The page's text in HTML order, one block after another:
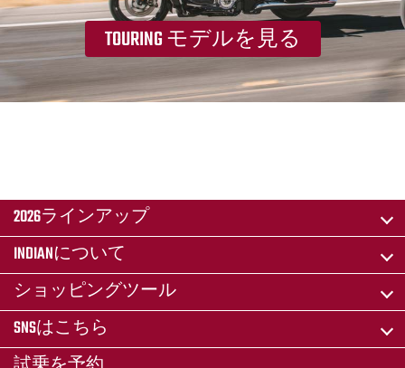
TOURING モデルを見る
2026ラインアップ
INDIANについて
ショッピングツール
SNSはこちら